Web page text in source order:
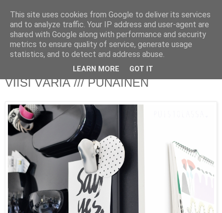
PUISTOLASSA
BLOG BY PETRA L.
keskiviikko 29. lokakuuta 2014
VIISI VÄRIÄ /// PUNAINEN
This site uses cookies from Google to deliver its services
and to analyze traffic. Your IP address and user-agent are
shared with Google along with performance and security
metrics to ensure quality of service, generate usage
statistics, and to detect and address abuse.
LEARN MORE GOT IT